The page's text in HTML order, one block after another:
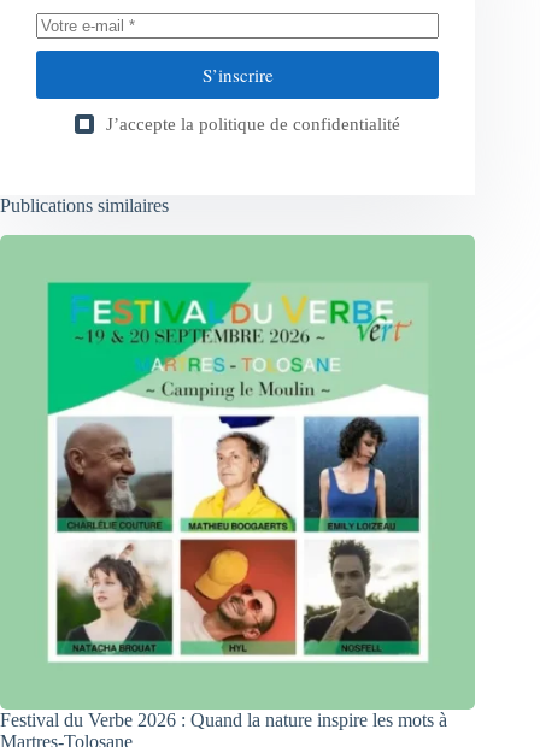
S’inscrire
J’accepte la politique de confidentialité
Publications similaires
Festival du Verbe 2026 : Quand la nature inspire les mots à
Martres-Tolosane